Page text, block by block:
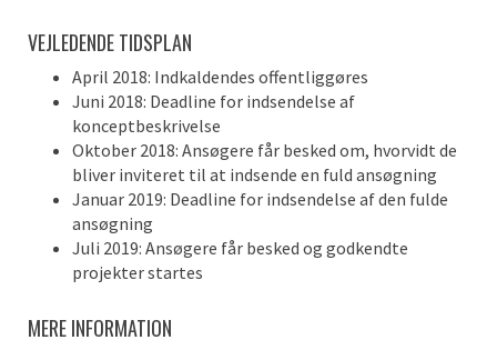
VEJLEDENDE TIDSPLAN
April 2018: Indkaldendes offentliggøres
Juni 2018: Deadline for indsendelse af
konceptbeskrivelse
Oktober 2018: Ansøgere får besked om, hvorvidt de
bliver inviteret til at indsende en fuld ansøgning
Januar 2019: Deadline for indsendelse af den fulde
ansøgning
Juli 2019: Ansøgere får besked og godkendte
projekter startes
MERE INFORMATION